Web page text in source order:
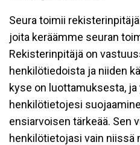
Seura toimii
joita keräämme seuran
Rekisterinpitäjä on
henkilötiedoista ja niiden
kyse on luottamuksesta,
henkilötietojesi
ensiarvoisen tärkeää. Sen
henkilötietojasi vain niissä